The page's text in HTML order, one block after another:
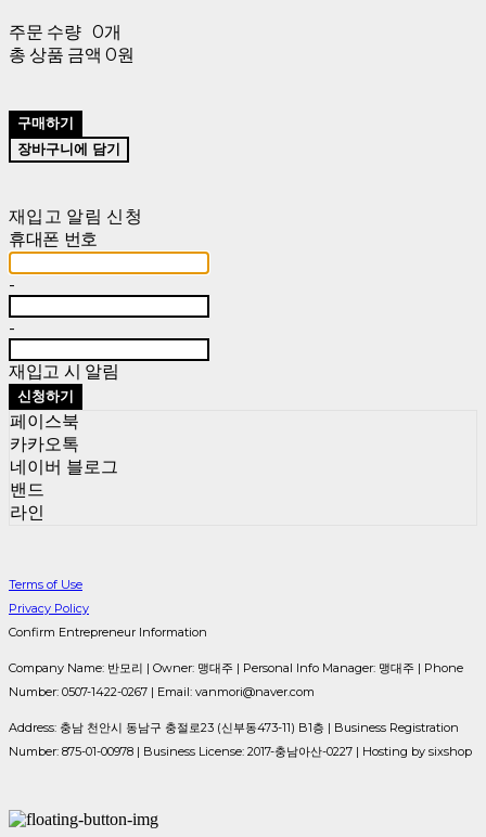
주문 수량 0개
총 상품 금액 0원
구매하기
장바구니에 담기
재입고 알림 신청
휴대폰 번호
-
-
재입고 시 알림
신청하기
페이스북
카카오톡
네이버 블로그
밴드
라인
Terms of Use
Privacy Policy
Confirm Entrepreneur Information
Company Name: 반모리 | Owner: 맹대주 | Personal Info Manager: 맹대주 | Phone
Number: 0507-1422-0267 | Email: vanmori@naver.com
Address: 충남 천안시 동남구 충절로23 (신부동473-11) B1층 | Business Registration
Number: 875-01-00978 | Business License: 2017-충남아산-0227 | Hosting by sixshop